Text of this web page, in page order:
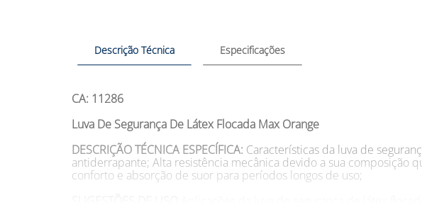
Descrição Técnica Especificações
CA: 11286
Luva De Segurança De Látex Flocada Max Orange
DESCRIÇÃO TÉCNICA ESPECÍFICA: Características da luva de
antiderrapante; Alta resistência mecânica devido a sua composição
conforto e absorção de suor para períodos longos de uso;